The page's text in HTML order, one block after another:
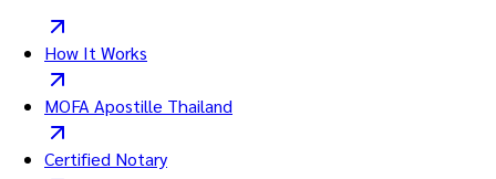
How It Works
MOFA Apostille Thailand
Certified Notary